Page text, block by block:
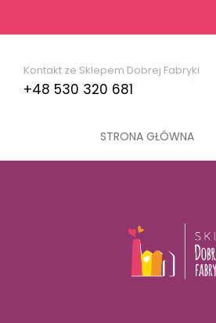
Kontakt ze Sklepem Dobrej Fabryki
+48 530 320 681
STRONA GŁÓWNA